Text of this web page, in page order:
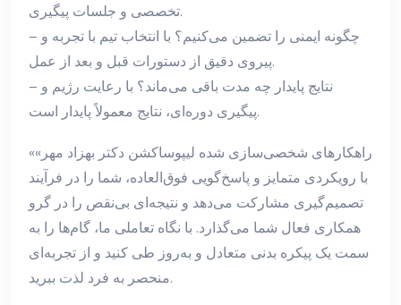
تخصصی و جلسات پیگیری.
– چگونه ایمنی را تضمین می‌کنیم؟ با انتخاب تیم با تجربه و
پیروی دقیق از دستورات قبل و بعد از عمل.
– نتایج پایدار چه مدت باقی می‌ماند؟ با رعایت رژیم و
پیگیری دوره‌ای، نتایج معمولاً پایدار است.
«راهکارهای شخصی‌سازی شده لیپوساکشن دکتر بهزاد مهر»
با رویکردی متمایز و پاسخ‌گویی فوق‌العاده، شما را در فرآیند
تصمیم‌گیری مشارکت می‌دهد و نتیجه‌ای بی‌نقص را در گرو
همکاری فعال شما می‌گذارد. با نگاه تعاملی ما، گام‌ها را به
سمت یک پیکره بدنی متعادل و به‌روز طی کنید و از تجربه‌ای
منحصر به فرد لذت ببرید.